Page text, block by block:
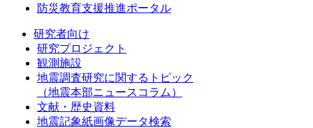
防災教育支援推進ポータル
研究者向け
研究プロジェクト
観測施設
地震調査研究に関するトピック
（地震本部ニュースコラム）
文献・歴史資料
地震記象紙画像データ検索